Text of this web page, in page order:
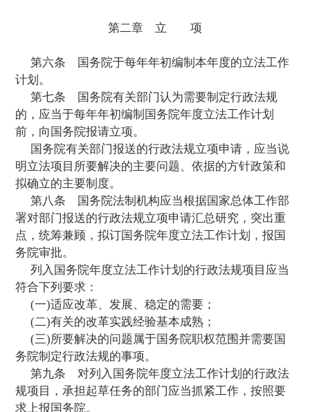
条例”或者“暂行规定”。
国务院各部门和地方人民政府制定的规章
例”。
第五条行政法规应当备而不繁，逻辑严
明确、具体，用语准确、简洁，具有可操作
行政法规根据内容需要，可以分章、节、
项、目。章、节、条的序号用中文数字依次
不编序号，项的序号用中文数字加括号依次
的序号用阿拉伯数字依次表述。
第六条国务院于每年年初编制本年度的
计划。
第七条国务院有关部门认为需要制定行
的，应当于每年年初编制国务院年度立法工
前，向国务院报请立项。
国务院有关部门报送的行政法规立项申请